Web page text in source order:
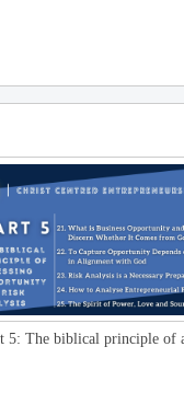
5: The biblical principle of